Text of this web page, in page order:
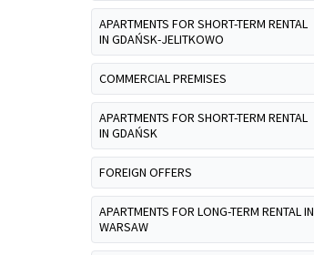
APARTMENTS FOR SHORT-TERM RENTAL
IN GDAŃSK-JELITKOWO
COMMERCIAL PREMISES
APARTMENTS FOR SHORT-TERM RENTAL
IN GDAŃSK
FOREIGN OFFERS
APARTMENTS FOR LONG-TERM RENTAL IN
WARSAW